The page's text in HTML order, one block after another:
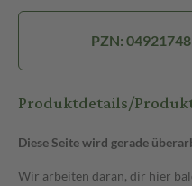
PZN: 04921748
Produktdetails/
Diese Seite wird gerade
Wir arbeiten daran, dir hier